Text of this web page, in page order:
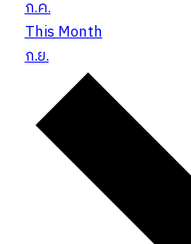
ก.ค.
This Month
ก.ย.